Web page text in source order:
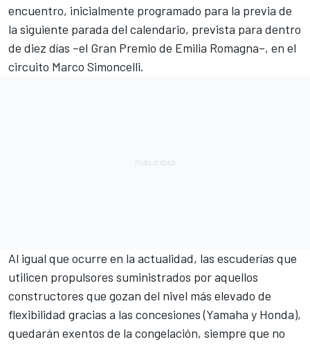
encuentro, inicialmente programado para la previa de
la siguiente parada del calendario, prevista para dentro
de diez días –el Gran Premio de Emilia Romagna–, en el
circuito Marco Simoncelli.
Al igual que ocurre en la actualidad, las escuderías que
utilicen propulsores suministrados por aquellos
constructores que gozan del nivel más elevado de
flexibilidad gracias a las concesiones (Yamaha y Honda),
quedarán exentos de la congelación, siempre que no